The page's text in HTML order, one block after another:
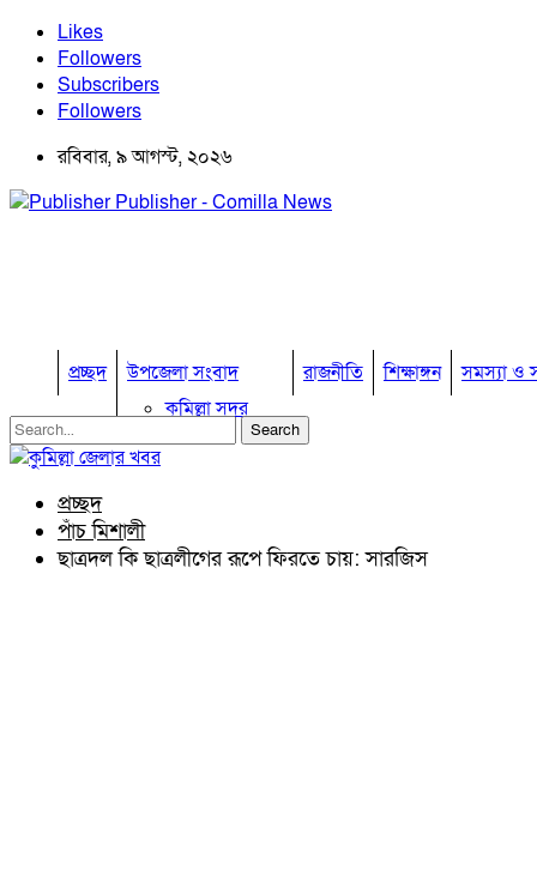
Likes
Followers
Subscribers
Followers
রবিবার, ৯ আগস্ট, ২০২৬
Publisher - Comilla News
প্রচ্ছদ
উপজেলা সংবাদ
কুমিল্লা সদর
কুমিল্লা সদর দক্ষিণ
চৌদ্দগ্রাম
নাঙ্গলকোট
রাজনীতি শিক্ষাঙ্গন সমস্যা ও
প্রচ্ছদ
পাঁচ মিশালী
ছাত্রদল কি ছাত্রলীগের রূপে ফিরতে চায়: সারজিস